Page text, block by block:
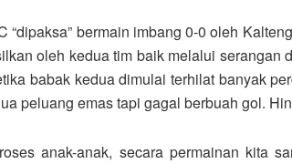
bermain imbang 0-0 oleh
oleh kedua tim baik melalui serangan
babak kedua dimulai terhilat banyak
peluang emas tapi gagal berbuah gol.
anak-anak, secara permainan kita